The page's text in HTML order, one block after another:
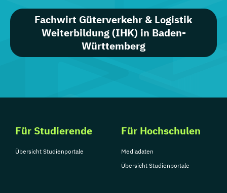
Fachwirt Güterverkehr & Logistik
Weiterbildung (IHK) in Baden-
Württemberg
Für Studierende
Übersicht Studienportale
Für Hochschulen
Mediadaten
Übersicht Studienportale